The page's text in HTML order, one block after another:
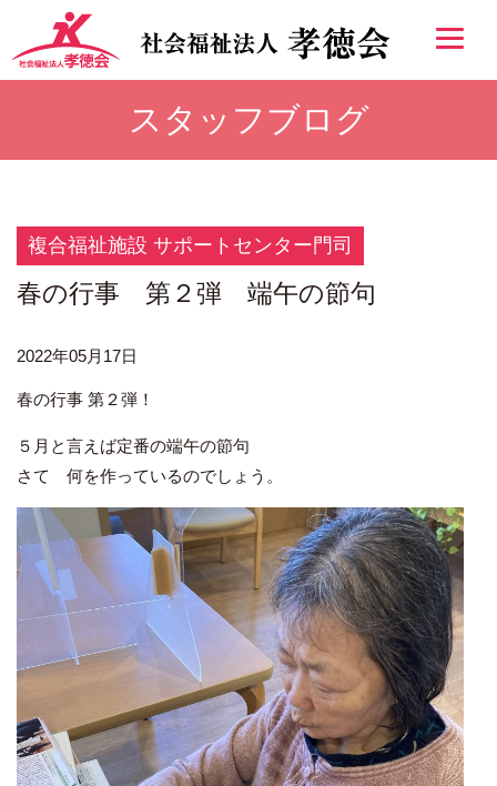
スタッフブログ
複合福祉施設 サポートセンター門司
春の行事 第２弾 端午の節句
2022年05月17日
春の行事 第２弾！
５月と言えば定番の端午の節句
さて 何を作っているのでしょう。